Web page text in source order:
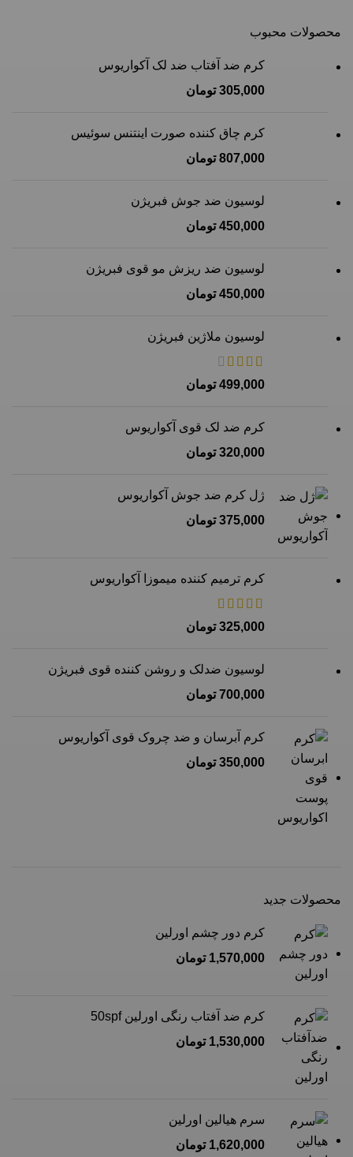
محصولات محبوب
کرم ضد آفتاب ضد لک آکواریوس
305,000 تومان
کرم چاق کننده صورت اینتنس سوئیس
807,000 تومان
لوسیون ضد جوش فبریژن
450,000 تومان
لوسیون ضد ریزش مو قوی فبریژن
450,000 تومان
لوسیون ملاژین فبریژن
499,000 تومان
کرم ضد لک قوی آکواریوس
320,000 تومان
ژل کرم ضد جوش آکواریوس
375,000 تومان
کرم ترمیم کننده میموزا آکواریوس
325,000 تومان
لوسیون ضدلک و روشن کننده قوی فبریژن
700,000 تومان
کرم آبرسان و ضد چروک قوی آکواریوس
350,000 تومان
محصولات جدید
کرم دور چشم اورلین
1,570,000 تومان
کرم ضد آفتاب رنگی اورلین 50spf
1,530,000 تومان
سرم هیالین اورلین
1,620,000 تومان